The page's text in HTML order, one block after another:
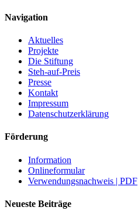
Navigation
Aktuelles
Projekte
Die Stiftung
Steh-auf-Preis
Presse
Kontakt
Impressum
Datenschutzerklärung
Förderung
Information
Onlineformular
Verwendungsnachweis | PDF
Neueste Beiträge